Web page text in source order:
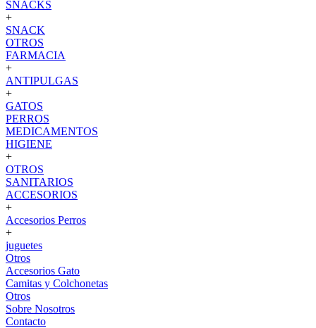
SNACKS
+
SNACK
OTROS
FARMACIA
+
ANTIPULGAS
+
GATOS
PERROS
MEDICAMENTOS
HIGIENE
+
OTROS
SANITARIOS
ACCESORIOS
+
Accesorios Perros
+
juguetes
Otros
Accesorios Gato
Camitas y Colchonetas
Otros
Sobre Nosotros
Contacto